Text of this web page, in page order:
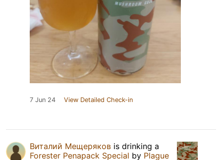
7 Jun 24 View Detailed Check-in
Виталий Мещеряков is drinking a
Forester Penapack Special by Plague